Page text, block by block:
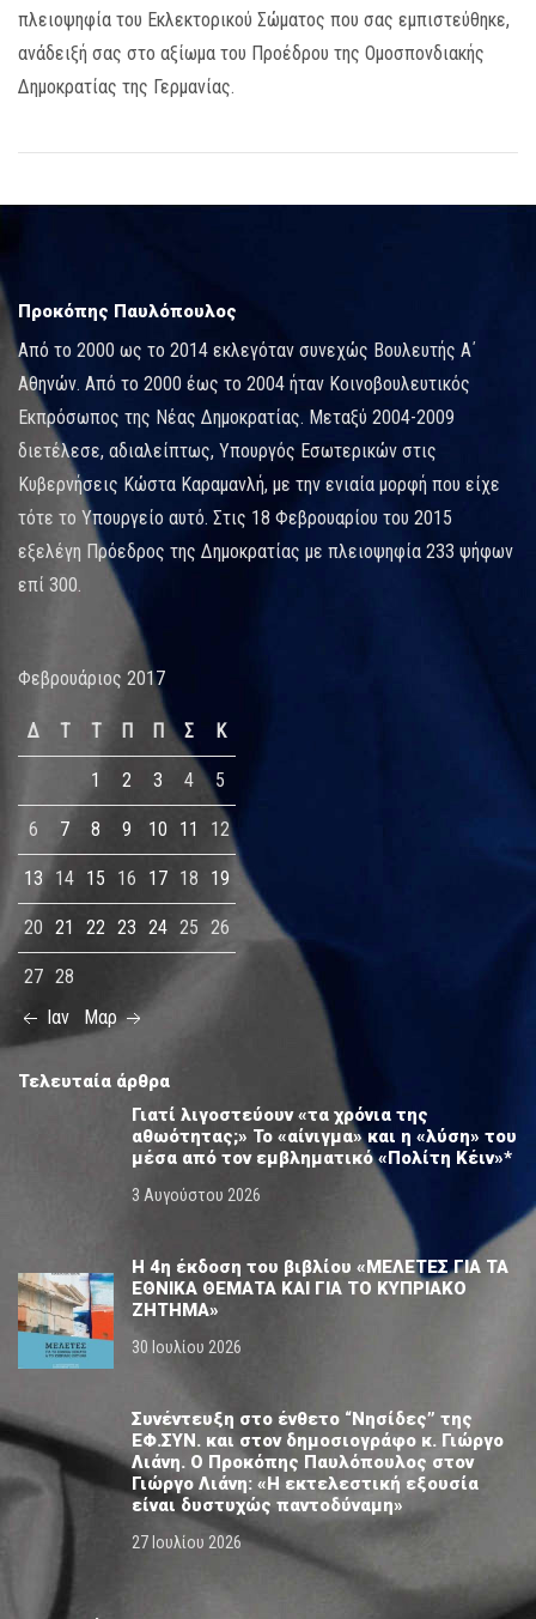
πλειοψηφία του Εκλεκτορικού Σώματος που σας εμπιστεύθηκε,
ανάδειξή σας στο αξίωμα του Προέδρου της Ομοσπονδιακής
Δημοκρατίας της Γερμανίας.
Προκόπης Παυλόπουλος
Από το 2000 ως το 2014 εκλεγόταν συνεχώς Βουλευτής Α΄
Αθηνών. Από το 2000 έως το 2004 ήταν Κοινοβουλευτικός
Εκπρόσωπος της Νέας Δημοκρατίας. Μεταξύ 2004-2009
διετέλεσε, αδιαλείπτως, Υπουργός Εσωτερικών στις
Κυβερνήσεις Κώστα Καραμανλή, με την ενιαία μορφή που είχε
τότε το Υπουργείο αυτό. Στις 18 Φεβρουαρίου του 2015
εξελέγη Πρόεδρος της Δημοκρατίας με πλειοψηφία 233 ψήφων
επί 300.
Φεβρουάριος 2017
Δ Τ Τ Π Π Σ Κ
1 2 3 4 5
6 7 8 9 10 11 12
13 14 15 16 17 18 19
20 21 22 23 24 25 26
27 28
Ιαν
Μαρ
Τελευταία άρθρα
Γιατί λιγοστεύουν «τα χρόνια της
αθωότητας;» Το «αίνιγμα» και η «λύση» του
μέσα από τον εμβληματικό «Πολίτη Κέιν»*
3 Αυγούστου 2026
Η 4η έκδοση του βιβλίου «ΜΕΛΕΤΕΣ ΓΙΑ ΤΑ
ΕΘΝΙΚΑ ΘΕΜΑΤΑ ΚΑΙ ΓΙΑ ΤΟ ΚΥΠΡΙΑΚΟ
ΖΗΤΗΜΑ»
30 Ιουλίου 2026
Συνέντευξη στο ένθετο “Νησίδες” της
ΕΦ.ΣΥΝ. και στον δημοσιογράφο κ. Γιώργο
Λιάνη. Ο Προκόπης Παυλόπουλος στον
Γιώργο Λιάνη: «Η εκτελεστική εξουσία
είναι δυστυχώς παντοδύναμη»
27 Ιουλίου 2026